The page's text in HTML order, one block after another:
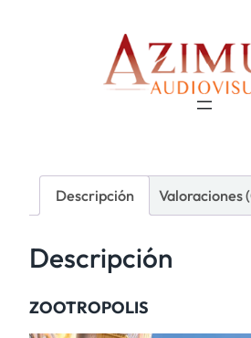
Descripción Valoraciones
Descripción
ZOOTROPOLIS